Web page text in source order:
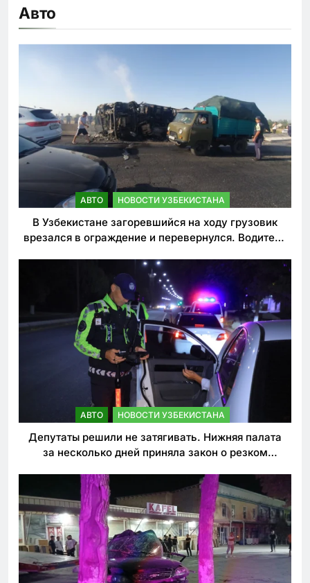
Авто
АВТО НОВОСТИ УЗБЕКИСТАНА
В Узбекистане загоревшийся на ходу грузовик
врезался в ограждение и перевернулся. Водитель
АВТО НОВОСТИ УЗБЕКИСТАНА
Депутаты решили не затягивать. Нижняя палата
за несколько дней приняла закон о резком